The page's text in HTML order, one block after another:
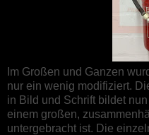
Im Großen und Ganzen
nur ein wenig modifiziert.
in Bild und Schrift bildet
einem großen,
untergebracht ist. Die